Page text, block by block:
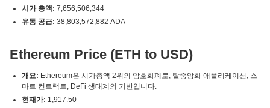
시가 총액: 7,656,506,344
유통 공급: 38,803,572,882 ADA
Ethereum Price (ETH to USD)
개요: Ethereum은 시가총액 2위의 암호화폐로, 탈중앙화 애플리케이션, 스
마트 컨트랙트, DeFi 생태계의 기반입니다.
현재가: 1,917.50